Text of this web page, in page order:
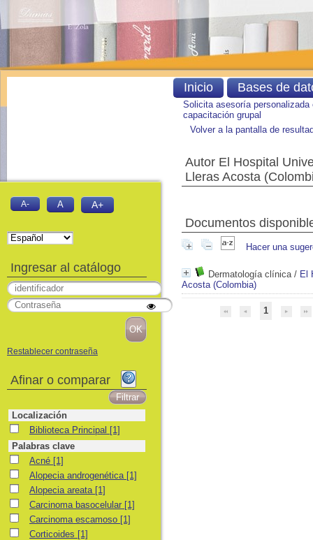
Solicita asesoría personalizada
capacitación grupal
Volver a la pantalla de
Autor El Hospital
Lleras Acosta
Documentos
Hacer una
Dermatología clínica/ El
Acosta (Colombia)
1
Inicio Bases de
A- A A+
Ingresar al catálogo
Restablecer contraseña
Afinar o comparar
Localización
Biblioteca Principal
Biblioteca Principal [1]
Palabras clave
AcnéAcné [1]
Alopecia androgenética
Alopecia androgenética [1]
Alopecia areata
Alopecia areata [1]
Carcinoma basocelular
Carcinoma basocelular [1]
Carcinoma escamoso
Carcinoma escamoso [1]
Corticoides
Corticoides [1]